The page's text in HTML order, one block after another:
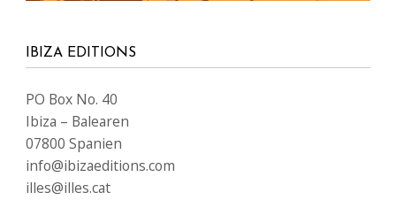
IBIZA EDITIONS
PO Box No. 40
Ibiza – Balearen
07800 Spanien
info@ibizaeditions.com
illes@illes.cat